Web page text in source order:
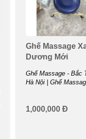
Ghế Massage
Dương Mới
Ghế Massage - Bắc
Hà Nội | Ghế
1,000,000 Đ